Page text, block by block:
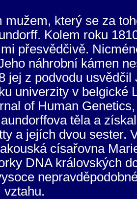
mužem, který se za
Kolem roku
přesvědčivě.
náhrobní kámen
jej z podvodu
univerzity v belgické
of Human
těla a
a jejích dvou sester.
císařovna
DNA královských
vztahu.